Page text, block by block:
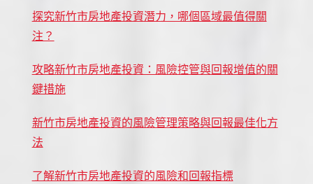
探究新竹市房地產投資潛力，哪個區域最值得關
注？
攻略新竹市房地產投資：風險控管與回報增值的關
鍵措施
新竹市房地產投資的風險管理策略與回報最佳化方
法
了解新竹市房地產投資的風險和回報指標